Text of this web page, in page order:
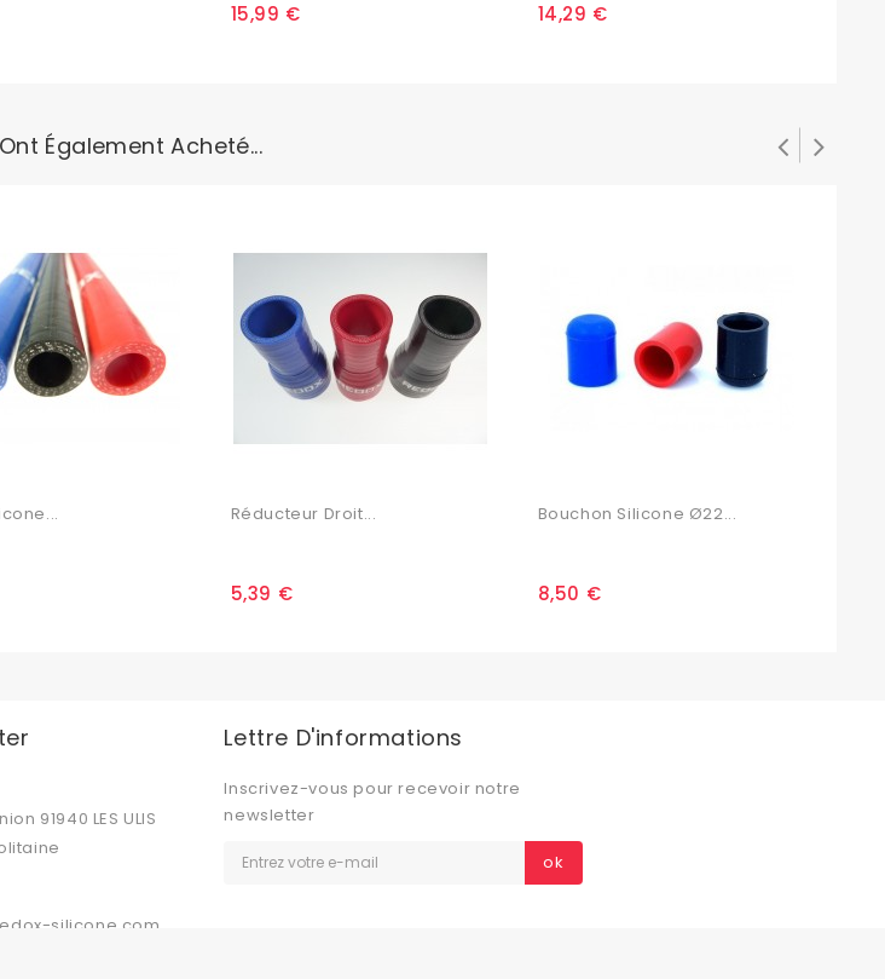
15,99 € 14,29 €
Également Acheté...
Réducteur Droit...
5,39 €
Bouchon Silicone Ø22...
8,50 €
91940 LES ULIS
silicone.com
Lettre D'informations
Inscrivez-vous pour recevoir notre
newsletter
ok